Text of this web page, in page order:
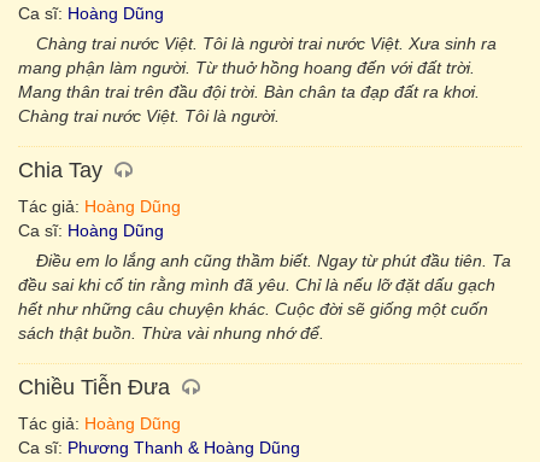
Ca sĩ: Hoàng Dũng
Chàng trai nước Việt. Tôi là người trai nước Việt. Xưa sinh ra
mang phận làm người. Từ thuở hồng hoang đến với đất trời.
Mang thân trai trên đầu đội trời. Bàn chân ta đạp đất ra khơi.
Chàng trai nước Việt. Tôi là người.
Chia Tay
Tác giả: Hoàng Dũng
Ca sĩ: Hoàng Dũng
Điều em lo lắng anh cũng thầm biết. Ngay từ phút đầu tiên. Ta
đều sai khi cố tin rằng mình đã yêu. Chỉ là nếu lỡ đặt dấu gạch
hết như những câu chuyện khác. Cuộc đời sẽ giống một cuốn
sách thật buồn. Thừa vài nhung nhớ để.
Chiều Tiễn Đưa
Tác giả: Hoàng Dũng
Ca sĩ: Phương Thanh & Hoàng Dũng